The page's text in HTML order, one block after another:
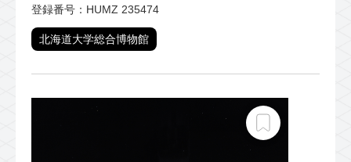
登録番号：HUMZ 235474
北海道大学総合博物館